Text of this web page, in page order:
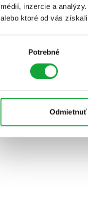
médií, inzercie a
alebo ktoré od vás
Potrebné
Odmietnuť